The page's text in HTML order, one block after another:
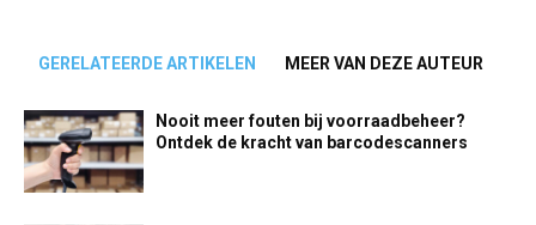
GERELATEERDE ARTIKELEN MEER VAN DEZE AUTEUR
Nooit meer fouten bij voorraadbeheer?
Ontdek de kracht van barcodescanners